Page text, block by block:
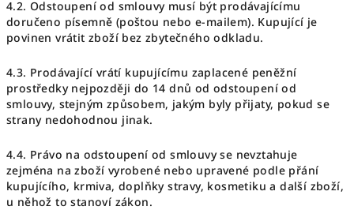
4.2. Odstoupení od smlouvy musí být prodávajícímu
doručeno písemně (poštou nebo e-mailem). Kupující je
povinen vrátit zboží bez zbytečného odkladu.
4.3. Prodávající vrátí kupujícímu zaplacené peněžní
prostředky nejpozději do 14 dnů od odstoupení od
smlouvy, stejným způsobem, jakým byly přijaty, pokud se
strany nedohodnou jinak.
4.4. Právo na odstoupení od smlouvy se nevztahuje
zejména na zboží vyrobené nebo upravené podle přání
kupujícího, krmiva, doplňky stravy, kosmetiku a další zboží,
u něhož to stanoví zákon.